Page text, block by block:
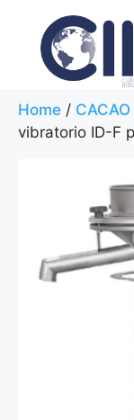
Home /
vibratorio ID-F